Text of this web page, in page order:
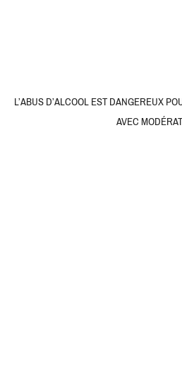
L’ABUS D’ALCOOL EST DANGEREUX
AVEC